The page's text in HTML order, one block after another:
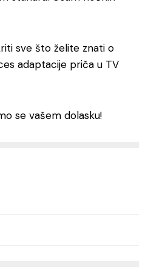
sve što želite znati o
adaptacije priča u TV
se vašem dolasku!